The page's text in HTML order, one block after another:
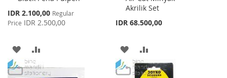
Special
Price
IDR 2.100,00 Regular
Price IDR 2.500,00
ADD
TO
TO
Akrilik Set
IDR 68.500,00
ADD
TO
TO